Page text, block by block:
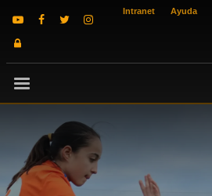
Intranet Ayuda